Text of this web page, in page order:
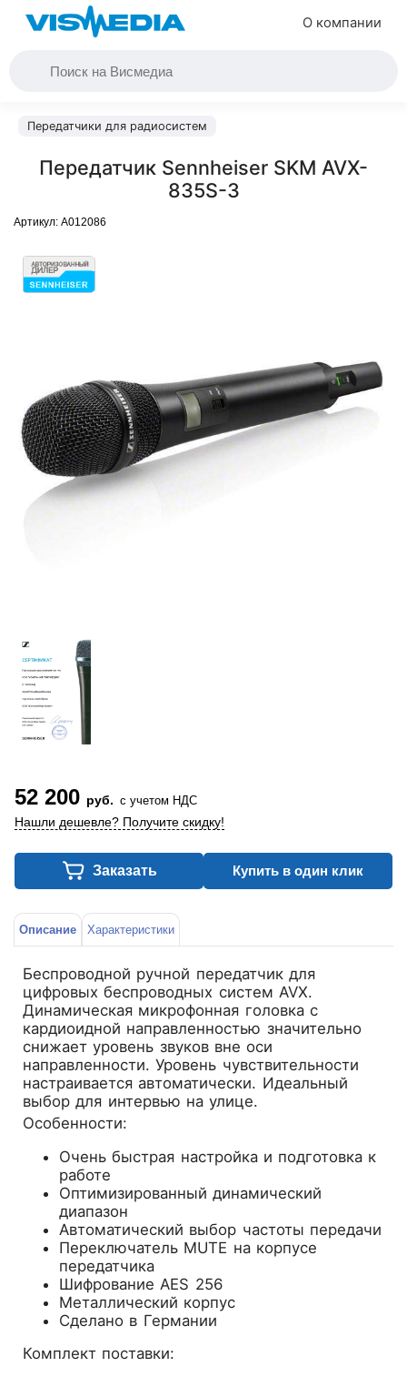
О компании
Передатчики для радиосистем
Передатчик Sennheiser SKM AVX-
835S-3
Артикул: A012086
52 200 руб. с учетом НДС
Нашли дешевле? Получите скидку!
Заказать Купить в один клик
Описание Характеристики
Беспроводной ручной передатчик для
цифровых беспроводных систем AVX.
Динамическая микрофонная головка с
кардиоидной направленностью значительно
снижает уровень звуков вне оси
направленности. Уровень чувствительности
настраивается автоматически. Идеальный
выбор для интервью на улице.
Особенности:
Очень быстрая настройка и подготовка к
работе
Оптимизированный динамический
диапазон
Автоматический выбор частоты передачи
Переключатель MUTE на корпусе
передатчика
Шифрование AES 256
Металлический корпус
Сделано в Германии
Комплект поставки: